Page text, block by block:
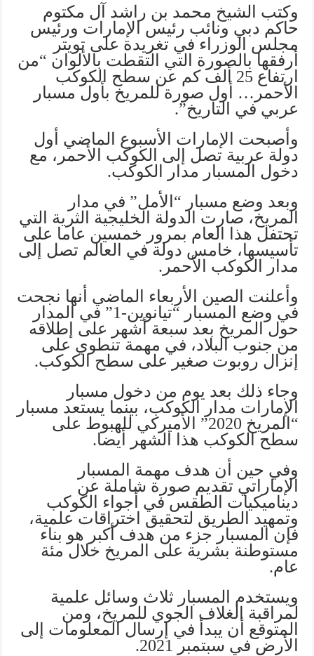
وكتب الشيخ محمد بن راشد آل مكتوم
حاكم دبي ونائب رئيس الإمارات ورئيس
مجلس الوزراء في تغريدة على تويتر
أرفقها بالصورة التي التقطت بالألوان “من
ارتفاع 25 ألف كم عن سطح الكوكب
الأحمر… أول صورة للمريخ بأول مسبار
عربي في التاريخ”.
وأصبحت الإمارات الأسبوع الماضي أول
دولة عربية تصل إلى الكوكب الأحمر، مع
دخول المسبار مدار الكوكب.
وبعد وضع مسبار “الأمل” في مدار
المريخ، صارت الدولة الخليجية الثرية التي
تحتفل هذا العام بمرور خمسين عاما على
تأسيسها، خامس دولة في العالم تصل إلى
مدار الكوكب الأحمر.
وأعلنت الصين الأربعاء الماضي أنها نجحت
في وضع المسبار “تيانوين-1” في المدار
حول المريخ بعد سبعة أشهر على إطلاقه
من جنوب البلاد، في مهمة تنطوي على
إنزال روبوت صغير على سطح الكوكب.
وجاء ذلك بعد يوم من دخول مسبار
الإمارات مدار الكوكب، بينما يستعد مسبار
“المريخ 2020” الأميركي للهبوط على
سطح الكوكب هذا الشهر أيضا.
وفي حين أن هدف مهمة المسبار
الإماراتي تقديم صورة شاملة عن
ديناميكيات الطقس في أجواء الكوكب
وتمهيد الطريق لتحقيق اختراقات علمية،
فإن المسبار جزء من هدف أكبر هو بناء
مستوطنة بشرية على المريخ خلال مئة
عام.
ويستخدم المسبار ثلاث وسائل علمية
لمراقبة الغلاف الجوي للمريخ، ومن
المتوقع أن يبدأ في إرسال المعلومات إلى
الأرض في سبتمبر 2021.